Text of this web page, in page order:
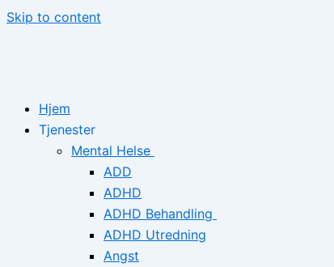
Skip to content
Hjem
Tjenester
Mental Helse
ADD
ADHD
ADHD Behandling
ADHD Utredning
Angst